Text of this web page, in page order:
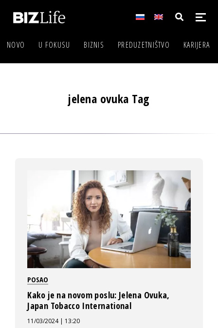
NOVO U FOKUSU BIZNIS PREDUZETNIŠTVO KARIJERA
jelena ovuka Tag
POSAO
Kako je na novom poslu: Jelena Ovuka,
Japan Tobacco International
11/03/2024 | 13:20